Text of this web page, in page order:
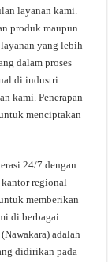
layanan kami.
produk maupun
yang lebih
dalam proses
di industri
kami. Penerapan
menciptakan
24/7 dengan
kantor regional
memberikan
di berbagai
adalah
didirikan pada